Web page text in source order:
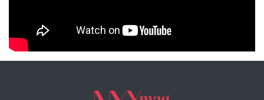
NYXmag 2. Yaş Kutlama Etkinliği